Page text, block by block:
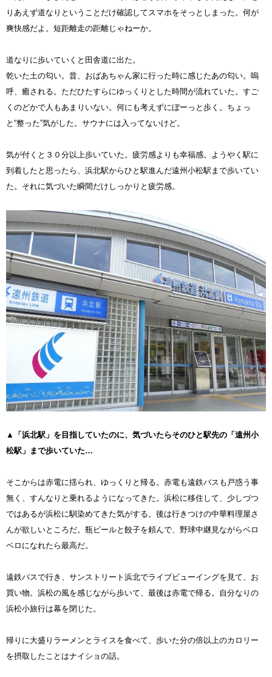
りあえず道なりということだけ確認してスマホをそっとしまった。何が
爽快感だよ。短距離走の距離じゃねーか。
道なりに歩いていくと田舎道に出た。
乾いた土の匂い。昔、おばあちゃん家に行った時に感じたあの匂い。嗚
呼、癒される。ただひたすらにゆっくりとした時間が流れていた。すご
くのどかで人もあまりいない。何にも考えずにぼーっと歩く。ちょっ
と“整った”気がした。サウナには入ってないけど。
気が付くと３０分以上歩いていた。疲労感よりも幸福感。ようやく駅に
到着したと思ったら、浜北駅からひと駅進んだ遠州小松駅まで歩いてい
た。それに気づいた瞬間だけしっかりと疲労感。
▲「浜北駅」を目指していたのに、気づいたらそのひと駅先の「遠州小
松駅」まで歩いていた…
そこからは赤電に揺られ、ゆっくりと帰る。赤電も遠鉄バスも戸惑う事
無く、すんなりと乗れるようになってきた。浜松に移住して、少しづつ
ではあるが浜松に馴染めてきた気がする。後は行きつけの中華料理屋さ
んが欲しいところだ。瓶ビールと餃子を頼んで、野球中継見ながらベロ
ベロになれたら最高だ。
遠鉄バスで行き、サンストリート浜北でライブビューイングを見て、お
買い物。浜松の風を感じながら歩いて、最後は赤電で帰る。自分なりの
浜松小旅行は幕を閉じた。
帰りに大盛りラーメンとライスを食べて、歩いた分の倍以上のカロリー
を摂取したことはナイショの話。